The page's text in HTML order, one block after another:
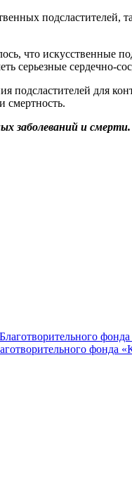
что искусственные
серьезные сердечно-
для
смертность.
и
фонда